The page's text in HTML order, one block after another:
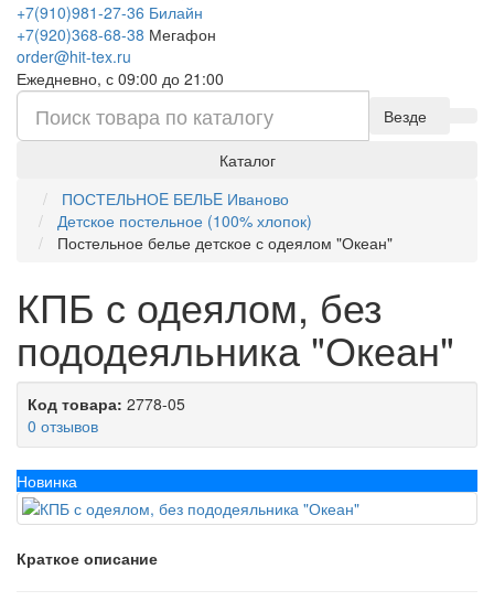
+7(910)981-27-36 Билайн
+7(920)368-68-38 Мегафон
order@hit-tex.ru
Ежедневно, с 09:00 до 21:00
Везде
Каталог
ПОСТЕЛЬНОE БЕЛЬE Иваново
Детское постельное (100% хлопок)
Постельное белье детское с одеялом "Океан"
КПБ с одеялом, без
пододеяльника "Океан"
Код товара: 2778-05
0 отзывов
Новинка
Краткое описание